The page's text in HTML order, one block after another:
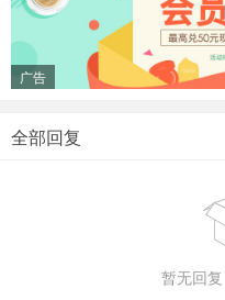
广告
全部回复
暂无回